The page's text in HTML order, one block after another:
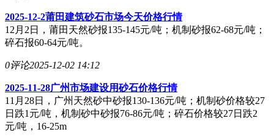
2025-12-2莆田建筑砂石市场今天价格行情
12月2日，莆田天然砂报135-145元/吨；机制砂报62-68元/吨；
碎石报60-64元/吨。
0评论2025-12-02 14:12
2025-11-28广州市场建设用砂石价格行情
11月28日，广州天然砂中砂报130-136元/吨；机制砂价格较27
日跌1元/吨，机制砂中砂报76-86元/吨；碎石价格较27日跌2
元/吨，16-25m